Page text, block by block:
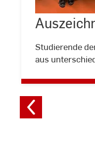
©
Hochschule
RheinMain
Studierende
aus